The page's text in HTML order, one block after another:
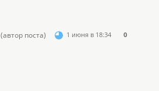
(автор поста) 1 июня в 18:34 0